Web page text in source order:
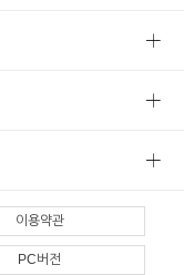
이용약관
PC버전